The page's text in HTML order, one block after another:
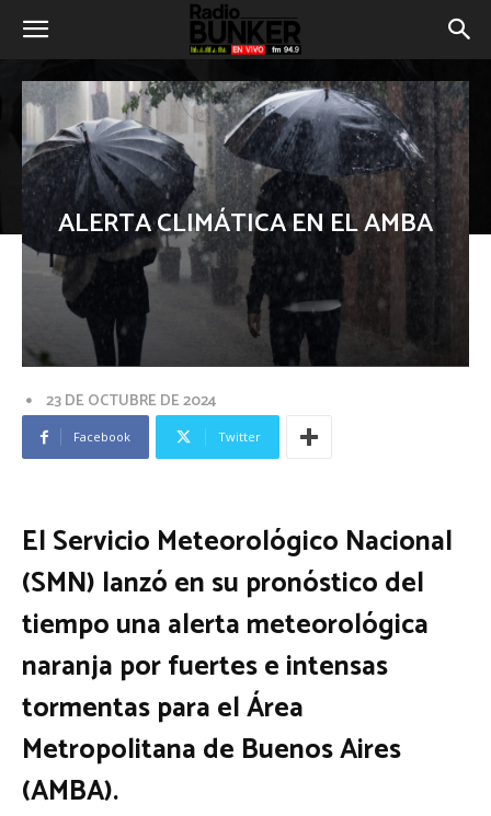
ALERTA CLIMÁTICA EN EL AMBA
23 DE OCTUBRE DE 2024
Facebook Twitter
El Servicio Meteorológico Nacional
(SMN) lanzó en su pronóstico del
tiempo una alerta meteorológica
naranja por fuertes e intensas
tormentas para el Área
Metropolitana de Buenos Aires
(AMBA).